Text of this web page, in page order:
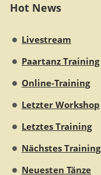
Hot News
Livestream
Paartanz Training
Online-Training
Letzter Workshop
Letztes Training
Nächstes Training
Neuesten Tänze